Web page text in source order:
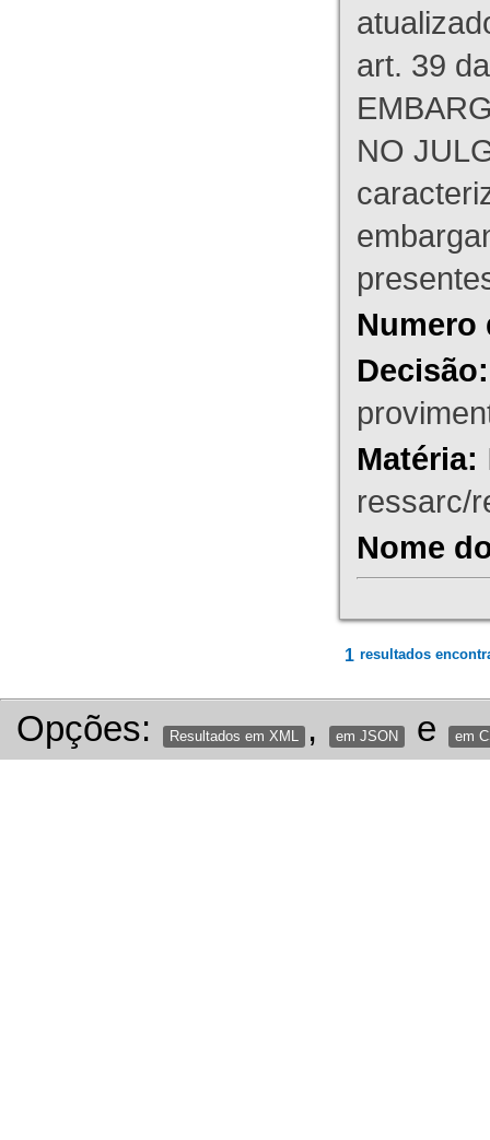
art. 39
NO
Numero
Decisão:
Matéria:
ressarc/
Nome
1 resultados
Opções: Resultados em XML , em JSON e em